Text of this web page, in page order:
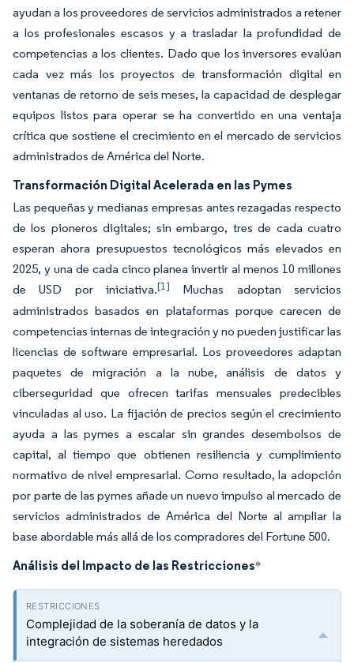
ayudan a los proveedores de servicios administrados a retener
a los profesionales escasos y a trasladar la profundidad de
competencias a los clientes. Dado que los inversores evalúan
cada vez más los proyectos de transformación digital en
ventanas de retorno de seis meses, la capacidad de desplegar
equipos listos para operar se ha convertido en una ventaja
crítica que sostiene el crecimiento en el mercado de servicios
administrados de América del Norte.
Transformación Digital Acelerada en las Pymes
Las pequeñas y medianas empresas antes rezagadas respecto
de los pioneros digitales; sin embargo, tres de cada cuatro
esperan ahora presupuestos tecnológicos más elevados en
2025, y una de cada cinco planea invertir al menos 10 millones
de USD por iniciativa.[1]
Muchas adoptan servicios
administrados basados en plataformas porque carecen de
competencias internas de integración y no pueden justificar las
licencias de software empresarial. Los proveedores adaptan
paquetes de migración a la nube, análisis de datos y
ciberseguridad que ofrecen tarifas mensuales predecibles
vinculadas al uso. La fijación de precios según el crecimiento
ayuda a las pymes a escalar sin grandes desembolsos de
capital, al tiempo que obtienen resiliencia y cumplimiento
normativo de nivel empresarial. Como resultado, la adopción
por parte de las pymes añade un nuevo impulso al mercado de
servicios administrados de América del Norte al ampliar la
base abordable más allá de los compradores del Fortune 500.
Análisis del Impacto de las Restricciones*
Complejidad de la soberanía de datos y la
integración de sistemas heredados